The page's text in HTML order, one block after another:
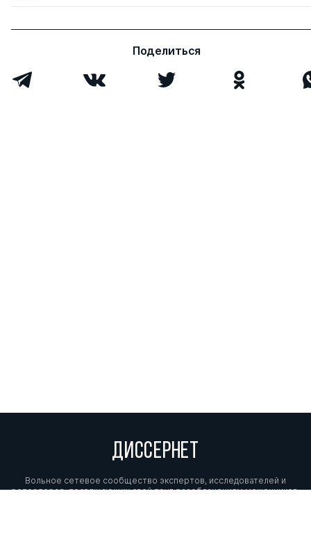
Поделиться
ДИССЕРНЕТ
Вольное сетевое сообщество экспертов, исследователей и
репортеров, посвящающих свой труд разоблачениям мошенников,